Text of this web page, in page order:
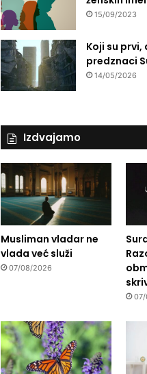
15/09/2023
Koji su prvi,
predznaci
14/05/2026
Izdvajamo
Musliman vladar ne
vlada već služi
07/08/2026